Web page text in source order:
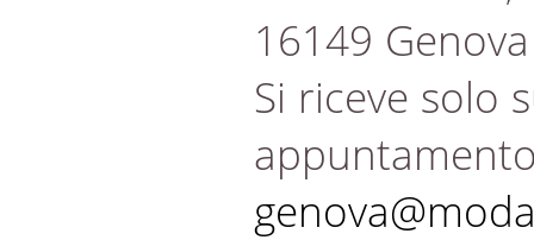
16149 Genova
Si riceve solo